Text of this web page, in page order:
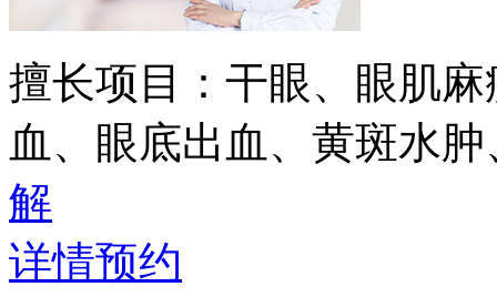
擅长项目： 干眼、眼肌
血、眼底出血、黄斑水
解
详情预约